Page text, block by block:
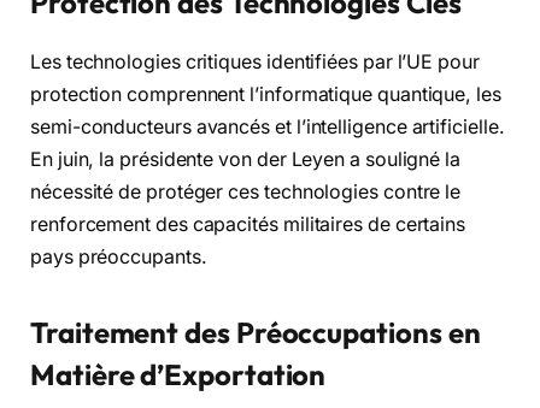
Les technologies critiques identifiées par l’UE pour
protection comprennent l’informatique quantique, les
semi-conducteurs avancés et l’intelligence artificielle.
En juin, la présidente von der Leyen a souligné la
nécessité de protéger ces technologies contre le
renforcement des capacités militaires de certains
pays préoccupants.
Traitement des Préoccupations en
Matière d’Exportation